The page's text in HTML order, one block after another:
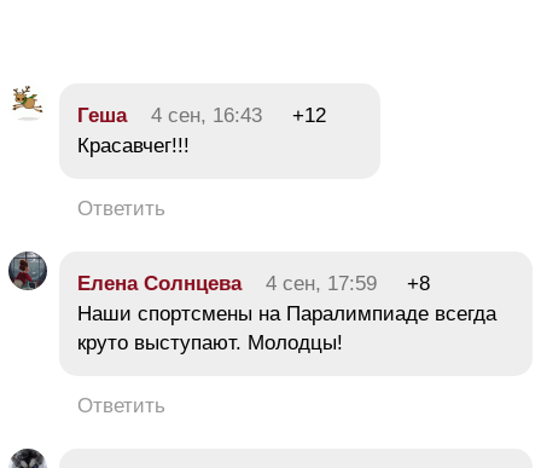
Геша 4 сен, 16:43
+12
Красавчег!!!
Ответить
Елена Солнцева 4 сен, 17:59
+8
Наши спортсмены на Паралимпиаде всегда
круто выступают. Молодцы!
Ответить